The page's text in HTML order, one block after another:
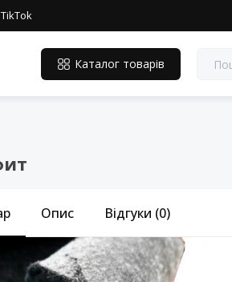
TikTok
Каталог товарів
Опис Відгуки (0)